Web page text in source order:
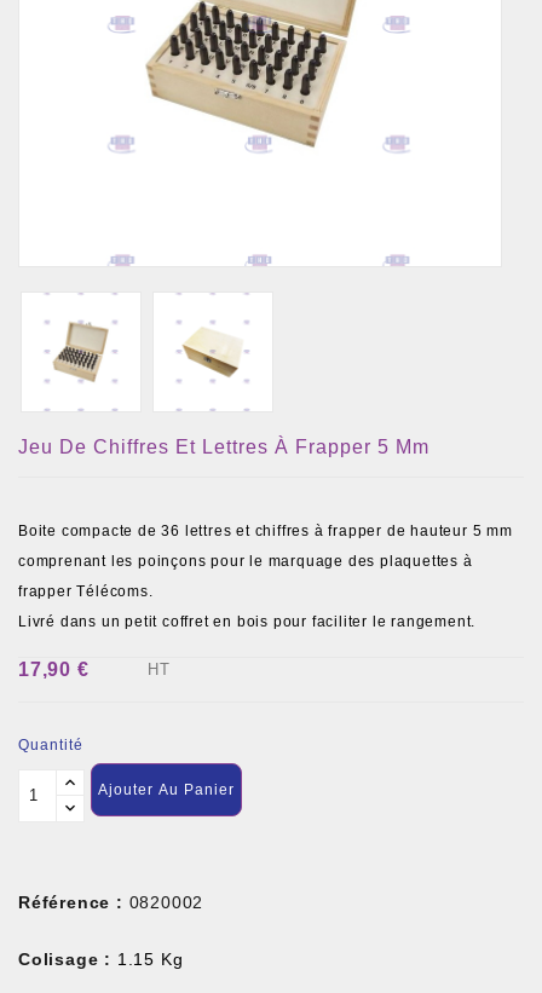
Jeu De Chiffres Et Lettres À Frapper 5 Mm
Boite compacte de 36 lettres et chiffres à frapper de hauteur 5 mm
comprenant les poinçons pour le marquage des plaquettes à
frapper Télécoms.
Livré dans un petit coffret en bois pour faciliter le rangement.
17,90 € HT
Quantité
Ajouter Au Panier
Référence : 0820002
Colisage : 1.15 Kg